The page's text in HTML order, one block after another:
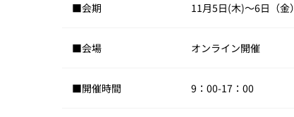
■会期 11月5日(木)～6日（金）
■会場 オンライン開催
■開催時間 9：00-17：00